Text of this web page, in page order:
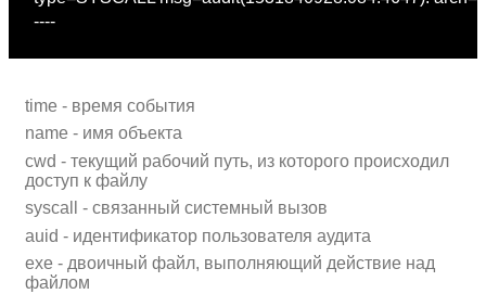
----
time - время события
name - имя объекта
cwd - текущий рабочий путь, из которого происходил
доступ к файлу
syscall - связанный системный вызов
auid - идентификатор пользователя аудита
exe - двоичный файл, выполняющий действие над
файлом